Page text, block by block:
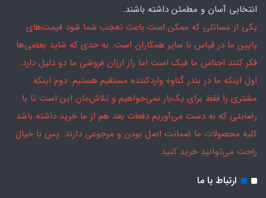
انتخابی آسان و مطمئن داشته باشند.
یکی از مسائلی که ممکن است باعث تعجب شما شود قیمت‌های
پایین ما در قیاس با سایر همکاران است. به حدی که شاید بعضی‌ها
فکر کنند اجناس ما فیک است اما راز ارزان فروشی ما دو دلیل دارد:
اول اینکه ما در بندر گناوه واردکننده مستقیم هستیم. دوم اینکه
مشتری را فقط برای یک‌بار نمی‌خواهیم و تلاش‌مان این است تا با
رضایتی که به دست می‌آوریم دفعات بعد هم از ما خرید داشته باشد.
کلیه محصولات ما ضمانت اصل بودن و مرجوعی دارند. پس با خیال
راحت می‌توانید خرید کنید.
ارتباط با ما